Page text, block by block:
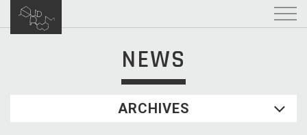
NEWS
ARCHIVES